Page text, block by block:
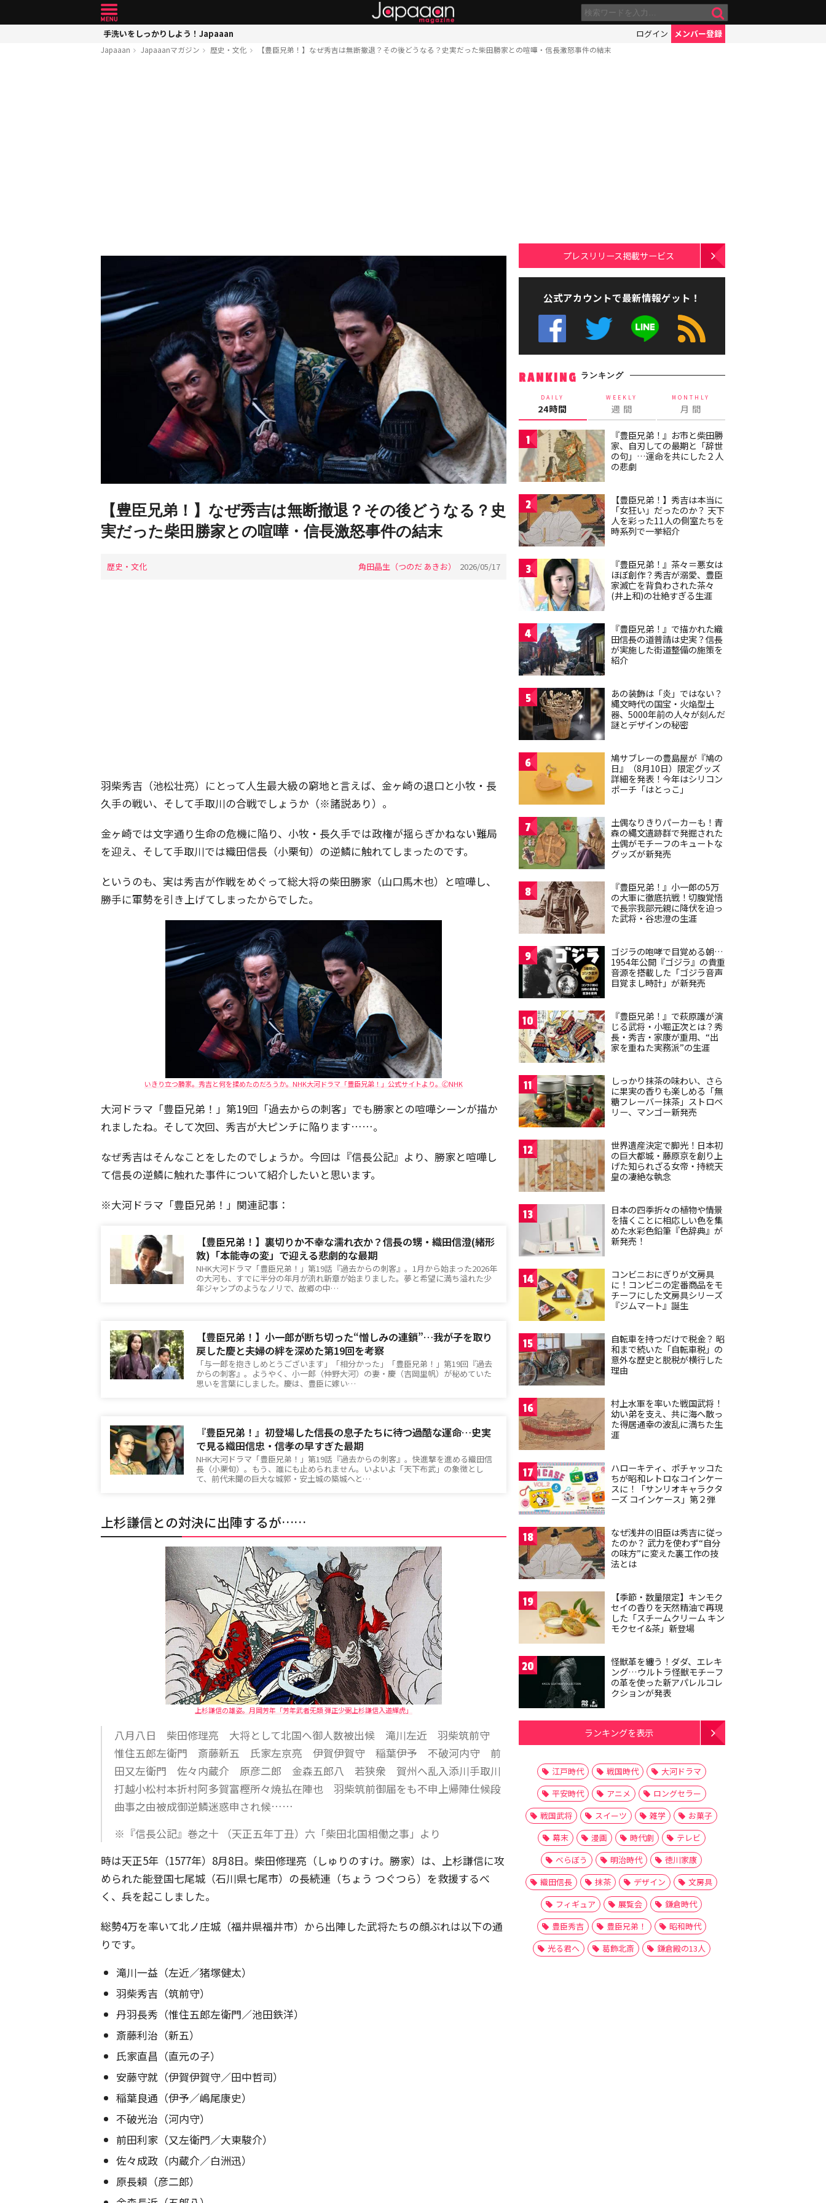
手洗いをしっかりしよう！Japaaan ログイン メンバー登録
Japaaan Japaaanマガジン 歴史・文化 【豊臣兄弟！】なぜ秀吉は無断撤退？その後どうなる？史実だった柴田勝家との喧嘩・信長激怒事件の結末
【豊臣兄弟！】なぜ秀吉は無断撤退？その後どうなる？史
実だった柴田勝家との喧嘩・信長激怒事件の結末
歴史・文化 角田晶生（つのだ あきお） 2026/05/17
羽柴秀吉（池松壮亮）にとって人生最大級の窮地と言えば、金ヶ崎の退口と小牧・長
久手の戦い、そして手取川の合戦でしょうか（※諸説あり）。
金ヶ崎では文字通り生命の危機に陥り、小牧・長久手では政権が揺らぎかねない難局
を迎え、そして手取川では織田信長（小栗旬）の逆鱗に触れてしまったのです。
というのも、実は秀吉が作戦をめぐって総大将の柴田勝家（山口馬木也）と喧嘩し、
勝手に軍勢を引き上げてしまったからでした。
いきり立つ勝家。秀吉と何を揉めたのだろうか。NHK大河ドラマ「豊臣兄弟！」公式サイトより。🄫NHK
大河ドラマ「豊臣兄弟！」第19回「過去からの刺客」でも勝家との喧嘩シーンが描か
れましたね。そして次回、秀吉が大ピンチに陥ります……。
なぜ秀吉はそんなことをしたのでしょうか。今回は『信長公記』より、勝家と喧嘩し
て信長の逆鱗に触れた事件について紹介したいと思います。
※大河ドラマ「豊臣兄弟！」関連記事：
【豊臣兄弟！】裏切りか不幸な濡れ衣か？信長の甥・織田信澄(緒形
敦)「本能寺の変」で迎える悲劇的な最期
NHK大河ドラマ「豊臣兄弟！」第19話『過去からの刺客』。1月から始まった2026年
の大河も、すでに半分の年月が流れ新章が始まりました。夢と希望に満ち溢れた少
年ジャンプのようなノリで、故郷の中…
【豊臣兄弟！】小一郎が断ち切った“憎しみの連鎖”…我が子を取り
戻した慶と夫婦の絆を深めた第19回を考察
「与一郎を抱きしめとうございます」「相分かった」「豊臣兄弟！」第19回『過去
からの刺客』。ようやく、小一郎（仲野大河）の妻・慶（吉岡里帆）が秘めていた
思いを言葉にしました。慶は、豊臣に嫁い…
『豊臣兄弟！』初登場した信長の息子たちに待つ過酷な運命…史実
で見る織田信忠・信孝の早すぎた最期
NHK大河ドラマ「豊臣兄弟！」第19話『過去からの刺客』。快進撃を進める織田信
長（小栗旬）。もう、誰にも止められません。いよいよ「天下布武」の象徴とし
て、前代未聞の巨大な城郭・安土城の築城へと…
上杉謙信との対決に出陣するが……
上杉謙信の雄姿。月岡芳年「芳年武者旡類 弾正少弼上杉謙信入道輝虎」
八月八日 柴田修理亮 大将として北国へ御人数被出候 滝川左近 羽柴筑前守
惟住五郎左衛門 斎藤新五 氏家左京亮 伊賀伊賀守 稲葉伊予 不破河内守 前
田又左衛門 佐々内蔵介 原彦二郎 金森五郎八 若狭衆 賀州へ乱入添川手取川
打越小松村本折村阿多賀富樫所々焼払在陣也 羽柴筑前御届をも不申上帰陣仕候段
曲事之由被成御逆鱗迷惑申され候……
※『信長公記』巻之十 （天正五年丁丑）六「柴田北国相働之事」より
時は天正5年（1577年）8月8日。柴田修理亮（しゅりのすけ。勝家）は、上杉謙信に攻
められた能登国七尾城（石川県七尾市）の長続連（ちょう つぐつら）を救援するべ
く、兵を起こしました。
総勢4万を率いて北ノ庄城（福井県福井市）から出陣した武将たちの顔ぶれは以下の通
りです。
滝川一益（左近／猪塚健太）
羽柴秀吉（筑前守）
丹羽長秀（惟住五郎左衛門／池田鉄洋）
斎藤利治（新五）
氏家直昌（直元の子）
安藤守就（伊賀伊賀守／田中哲司）
稲葉良通（伊予／嶋尾康史）
不破光治（河内守）
前田利家（又左衛門／大東駿介）
佐々成政（内蔵介／白洲迅）
原長頼（彦二郎）
プレスリリース掲載サービス
公式アカウントで最新情報ゲット！
RANKING ランキング
DAILY
24時間
WEEKLY
週 間
MONTHLY
月 間
1
『豊臣兄弟！』お市と柴田勝
家、自刃しての最期と「辞世
の句」…運命を共にした２人
の悲劇
2
【豊臣兄弟！】秀吉は本当に
「女狂い」だったのか？ 天下
人を彩った11人の側室たちを
時系列で一挙紹介
3
『豊臣兄弟！』茶々＝悪女は
ほぼ創作？秀吉が溺愛、豊臣
家滅亡を背負わされた茶々
(井上和)の壮絶すぎる生涯
4
『豊臣兄弟！』で描かれた織
田信長の道普請は史実？信長
が実施した街道整備の施策を
紹介
5
あの装飾は「炎」ではない？
縄文時代の国宝・火焔型土
器、5000年前の人々が刻んだ
謎とデザインの秘密
6
鳩サブレーの豊島屋が『鳩の
日』（8月10日）限定グッズ
詳細を発表！今年はシリコン
ポーチ「はとっこ」
7
土偶なりきりパーカーも！青
森の縄文遺跡群で発掘された
土偶がモチーフのキュートな
グッズが新発売
8
『豊臣兄弟！』小一郎の5万
の大軍に徹底抗戦！切腹覚悟
で長宗我部元親に降伏を迫っ
た武将・谷忠澄の生涯
9
ゴジラの咆哮で目覚める朝…
1954年公開『ゴジラ』の貴重
音源を搭載した「ゴジラ音声
目覚まし時計」が新発売
10
『豊臣兄弟！』で萩原護が演
じる武将・小堀正次とは？秀
長・秀吉・家康が重用、“出
家を重ねた実務派”の生涯
11
しっかり抹茶の味わい、さら
に果実の香りも楽しめる「無
糖フレーバー抹茶」ストロベ
リー、マンゴー新発売
12
世界遺産決定で脚光！日本初
の巨大都城・藤原京を創り上
げた知られざる女帝・持統天
皇の凄絶な執念
13
日本の四季折々の植物や情景
を描くことに相応しい色を集
めた水彩色鉛筆『色辞典』が
新発売！
14
コンビニおにぎりが文房具
に！コンビニの定番商品をモ
チーフにした文房具シリーズ
『ジムマート』誕生
15
自転車を持つだけで税金？ 昭
和まで続いた「自転車税」の
意外な歴史と脱税が横行した
理由
16
村上水軍を率いた戦国武将！
幼い弟を支え、共に海へ散っ
た得居通幸の波乱に満ちた生
涯
17
ハローキティ、ポチャッコた
ちが昭和レトロなコインケー
スに！「サンリオキャラクタ
ーズ コインケース」第２弾
18
なぜ浅井の旧臣は秀吉に従っ
たのか？ 武力を使わず“自分
の味方”に変えた裏工作の技
法とは
19
【季節・数量限定】キンモク
セイの香りを天然精油で再現
した「スチームクリーム キン
モクセイ&茶」新登場
20
怪獣革を纏う！ダダ、エレキ
ング…ウルトラ怪獣モチーフ
の革を使った新アパレルコレ
クションが発表
ランキングを表示
江戸時代 戦国時代
大河ドラマ
平安時代
アニメ
ロングセラー
戦国武将
スイーツ 雑学
お菓子
幕末
漫画 時代劇
テレビ
べらぼう
明治時代
徳川家康
織田信長
抹茶 デザイン
文房具
フィギュア
展覧会
鎌倉時代
豊臣秀吉
豊臣兄弟！
昭和時代
光る君へ
葛飾北斎 鎌倉殿の13人